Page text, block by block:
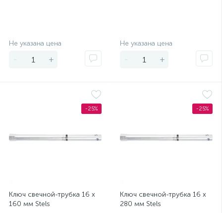
Не указана цена
- +
Не указана цена
- +
-25%
Ключ свечной-трубка 16 х
160 мм Stels
-25%
Ключ свечной-трубка 16 х
280 мм Stels